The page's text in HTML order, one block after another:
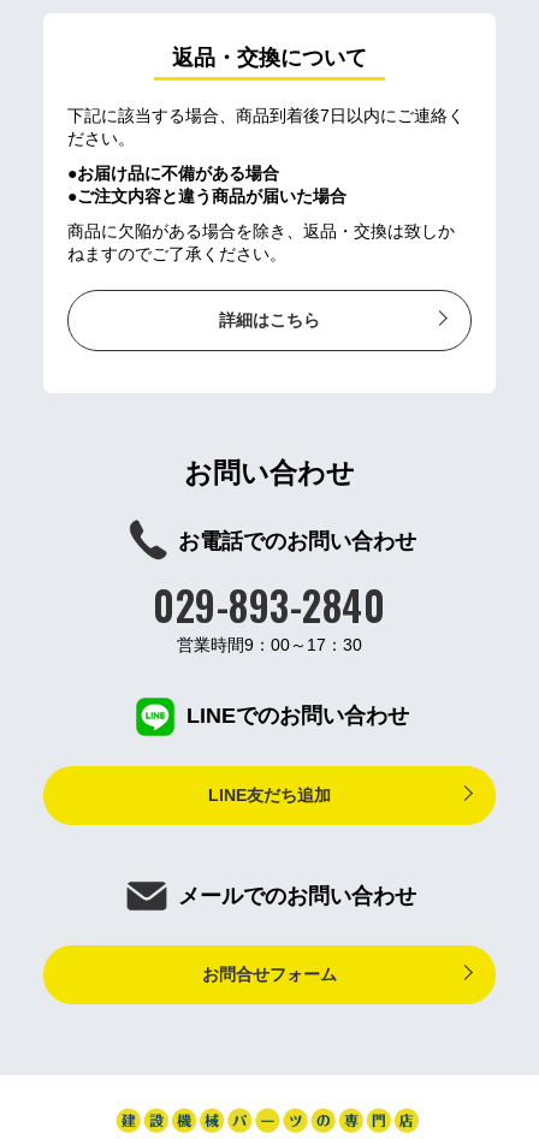
返品・交換について
下記に該当する場合、商品到着後7日以内にご連絡く
ださい。
●お届け品に不備がある場合
●ご注文内容と違う商品が届いた場合
商品に欠陥がある場合を除き、返品・交換は致しか
ねますのでご了承ください。
詳細はこちら
お問い合わせ
お電話でのお問い合わせ
029-893-2840
営業時間9：00～17：30
LINEでのお問い合わせ
LINE友だち追加
メールでのお問い合わせ
お問合せフォーム